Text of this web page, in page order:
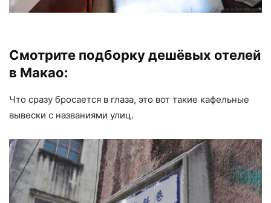
Смотрите подборку дешёвых отелей
в Макао:
Что сразу бросается в глаза, это вот такие кафельные
вывески с названиями улиц.